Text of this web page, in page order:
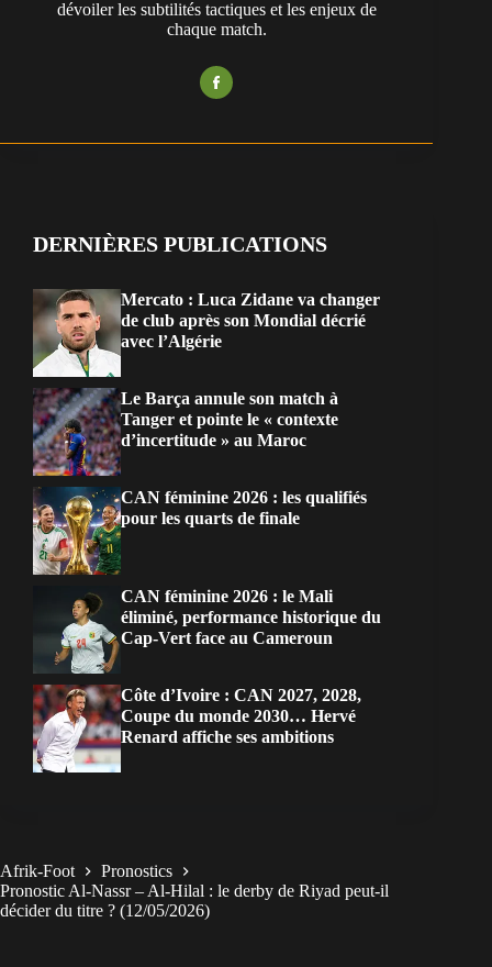
dévoiler les subtilités tactiques et les enjeux de
chaque match.
DERNIÈRES PUBLICATIONS
Mercato : Luca Zidane va changer
de club après son Mondial décrié
avec l’Algérie
Le Barça annule son match à
Tanger et pointe le « contexte
d’incertitude » au Maroc
CAN féminine 2026 : les qualifiés
pour les quarts de finale
CAN féminine 2026 : le Mali
éliminé, performance historique du
Cap-Vert face au Cameroun
Côte d’Ivoire : CAN 2027, 2028,
Coupe du monde 2030… Hervé
Renard affiche ses ambitions
Afrik-Foot
Pronostics
Pronostic Al-Nassr – Al-Hilal : le derby de Riyad peut-il
décider du titre ? (12/05/2026)